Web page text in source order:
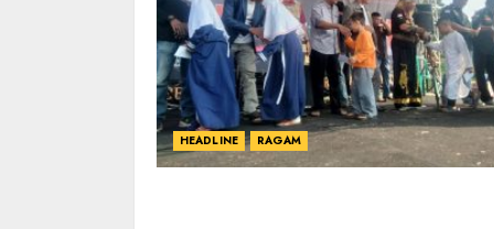
HEADLINE RAGAM